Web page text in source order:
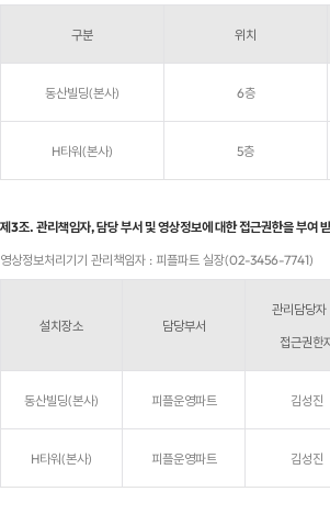
구분 위치
동산빌딩(본사) 6층
H타워(본사) 5층
제3조. 관리책임자, 담당 부서 및 영상정보에 대한 접근권한을 부여
영상정보처리기기 관리책임자 : 피플파트 실장(02-3456-7741)
설치장소 담당부서
관리담당자
접근권한
동산빌딩(본사) 피플운영파트 김성진
H타워(본사) 피플운영파트 김성진